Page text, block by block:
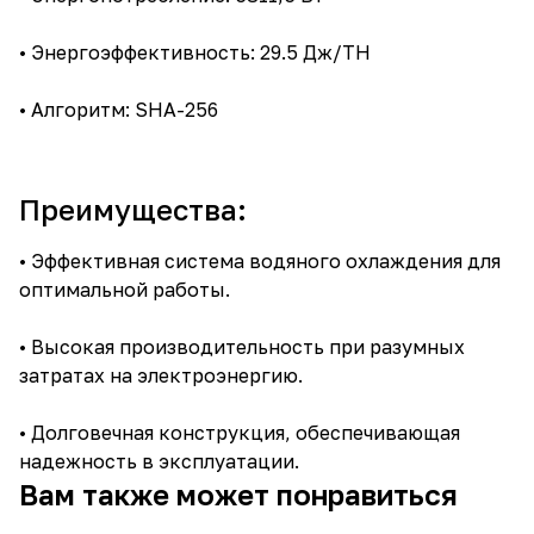
• Энергоэффективность: 29.5 Дж/TH
• Алгоритм: SHA-256
Преимущества:
• Эффективная система водяного охлаждения для
оптимальной работы.
• Высокая производительность при разумных
затратах на электроэнергию.
• Долговечная конструкция, обеспечивающая
надежность в эксплуатации.
Вам также может понравиться